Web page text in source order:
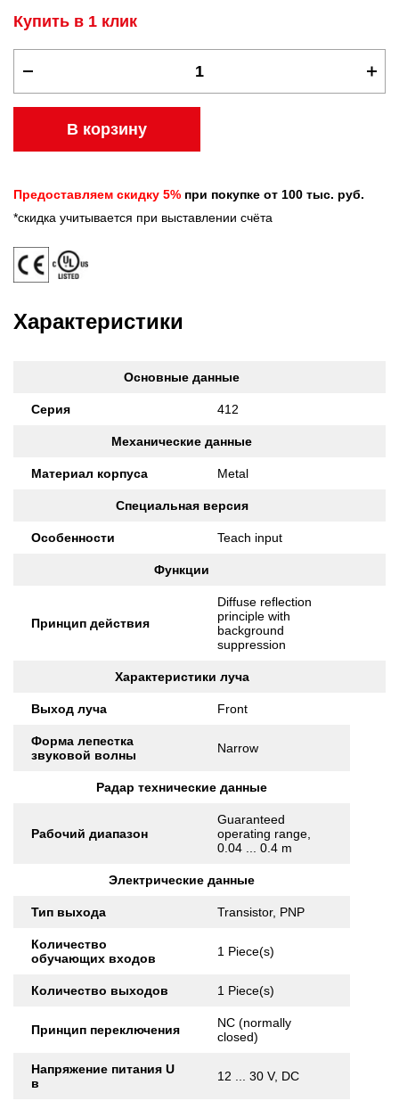
Купить в 1 клик
В корзину
Предоставляем скидку 5% при покупке от 100 тыс. руб.
*скидка учитывается при выставлении счёта
Характеристики
Основные данные
Серия 412
Механические данные
Материал корпуса Metal
Специальная версия
Особенности Teach input
Функции
Принцип действия
Diffuse reflection
principle with
background
suppression
Характеристики луча
Выход луча Front
Форма лепестка
звуковой волны
Narrow
Радар технические данные
Рабочий диапазон
Guaranteed
operating range,
0.04 ... 0.4 m
Электрические данные
Тип выхода Transistor, PNP
Количество
обучающих входов
1 Piece(s)
Количество выходов 1 Piece(s)
Принцип переключения
NC (normally
closed)
Напряжение питания U
в
12 ... 30 V, DC